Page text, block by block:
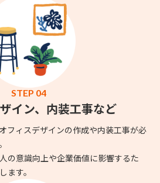
STEP 04
イン、内装工事など
フィスデザインの作成や内装工事が必
の意識向上や企業価値に影響するた
ます。